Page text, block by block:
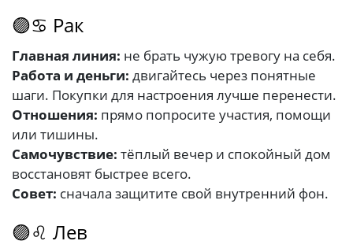
🟣♋ Рак
Главная линия: не брать чужую тревогу на себя.
Работа и деньги: двигайтесь через понятные
шаги. Покупки для настроения лучше перенести.
Отношения: прямо попросите участия, помощи
или тишины.
Самочувствие: тёплый вечер и спокойный дом
восстановят быстрее всего.
Совет: сначала защитите свой внутренний фон.
🟣♌ Лев